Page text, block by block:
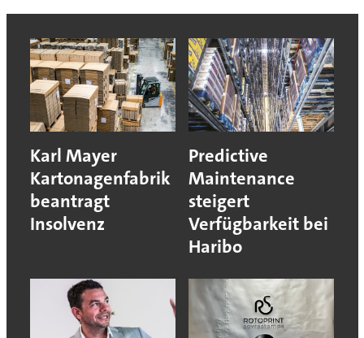
Karl Mayer
Kartonagenfabrik
beantragt
Insolvenz
Predictive
Maintenance
steigert
Verfügbarkeit bei
Haribo